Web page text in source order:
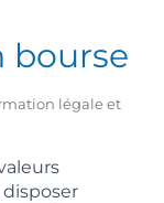
bourse
légale et